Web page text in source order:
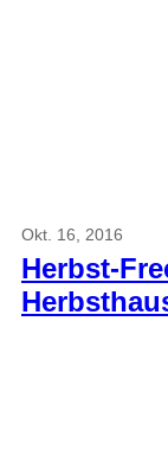
Okt. 16, 2016
Herbst-